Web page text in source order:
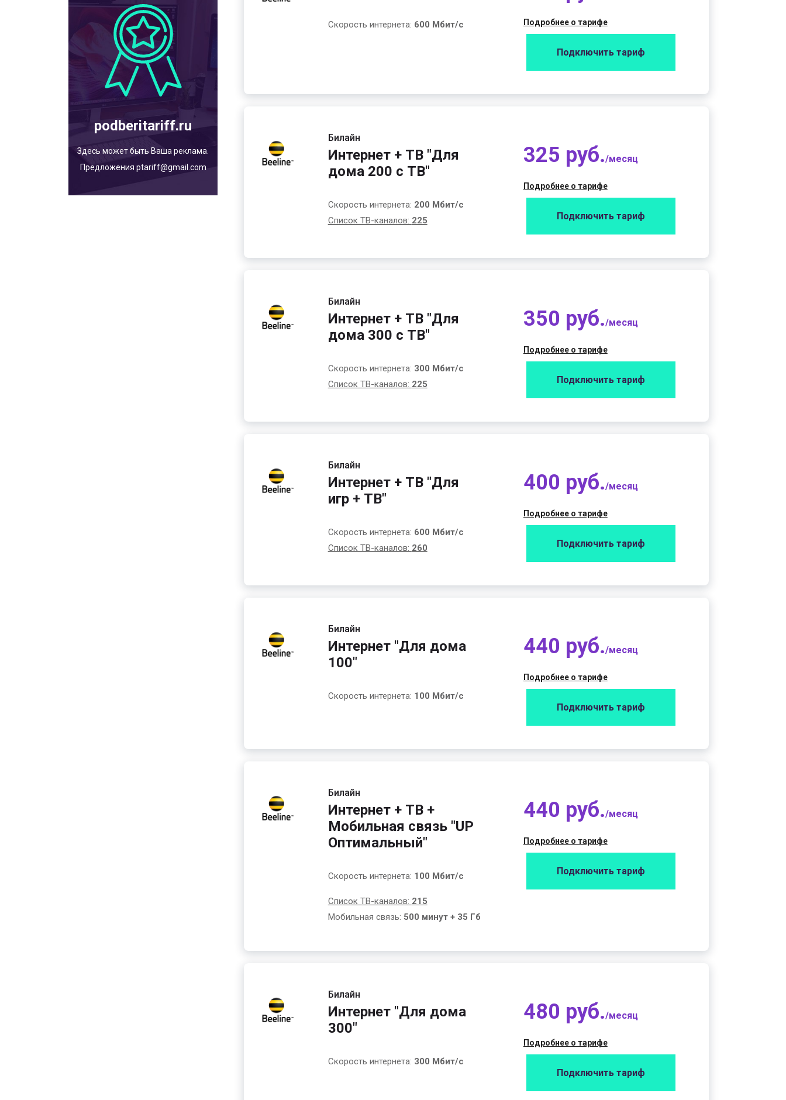
podberitariff.ru
Здесь может быть Ваша реклама.
Предложения ptariff@gmail.com
Скорость интернета: 600 Мбит/с Подробнее о тарифе
Подключить тариф
Билайн
Интернет + ТВ "Для
дома 200 с ТВ"
Скорость интернета: 200 Мбит/с
Список ТВ-каналов: 225
325 руб./месяц
Подробнее о тарифе
Подключить тариф
Билайн
Интернет + ТВ "Для
дома 300 с ТВ"
Скорость интернета: 300 Мбит/с
Список ТВ-каналов: 225
350 руб./месяц
Подробнее о тарифе
Подключить тариф
Билайн
Интернет + ТВ "Для
игр + ТВ"
Скорость интернета: 600 Мбит/с
Список ТВ-каналов: 260
400 руб./месяц
Подробнее о тарифе
Подключить тариф
Билайн
Интернет "Для дома
100"
Скорость интернета: 100 Мбит/с
440 руб./месяц
Подробнее о тарифе
Подключить тариф
Билайн
Интернет + ТВ +
Мобильная связь "UP
Оптимальный"
Скорость интернета: 100 Мбит/с
Список ТВ-каналов: 215
Мобильная связь: 500 минут + 35 Гб
440 руб./месяц
Подробнее о тарифе
Подключить тариф
Билайн
Интернет "Для дома
300"
Скорость интернета: 300 Мбит/с
480 руб./месяц
Подробнее о тарифе
Подключить тариф